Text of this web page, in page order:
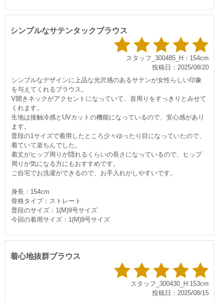
シンプルなサテンタックブラウス
スタッフ_300485_H：154cm
投稿日：2025/08/20
シンプルなデザインに上品な光沢感のあるサテンが女性らしい印象
を与えてくれるブラウス。
V開きネックがアクセントになっていて、首周りをすっきりとみせて
くれます。
生地は接触冷感とUVカットの機能になっているので、安心感があり
ます。
普段の1サイズで着用したところ少々ゆったり目になっていたので、
着ていて楽ちんでした。
着丈がヒップ周りが隠れるくらいの長さになっているので、ヒップ
周りが気になる方にもおすすめです。
ご自宅でお洗濯ができるので、お手入れがしやすいです。
身長：154cm
骨格タイプ：ストレート
普段のサイズ：1(M)9号サイズ
今回の着用サイズ：1(M)9号サイズ
着心地抜群ブラウス
スタッフ_300430_H:153cm
投稿日：2025/08/15